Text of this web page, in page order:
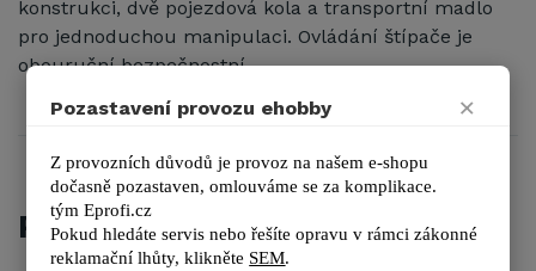
konstrukci, dvě pojezdová kola a transportní madlo
pro jednoduchou manipulaci. Ovládání štípače je
obouruční bezpečnostní.
PŘÍSLUŠENSTVÍ
Pozastavení provozu ehobby ×
Z provozních důvodů je provoz na našem e-shopu
dočasně pozastaven, omlouváme se za komplikace.
tým Eprofi.cz
Pokud hledáte servis nebo řešíte opravu v rámci zákonné
reklamační lhůty, klikněte SEM.